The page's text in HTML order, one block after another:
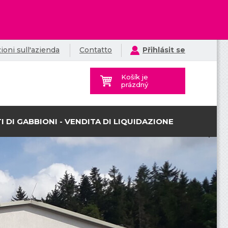
sull'azienda Contatto Přihlásit se
Košík je
prázdný
DI GABBIONI - VENDITA DI LIQUIDAZIONE